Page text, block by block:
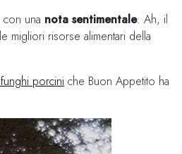
una nota sentimentale: Ah, il
migliori risorse alimentari della
porcini che Buon Appetito ha